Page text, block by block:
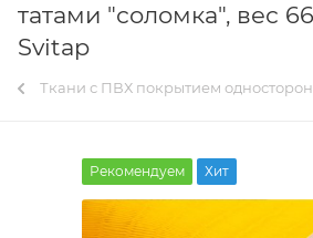
татами "соломка", вес
Svitap
Ткани с ПВХ покрытием
Рекомендуем Хит